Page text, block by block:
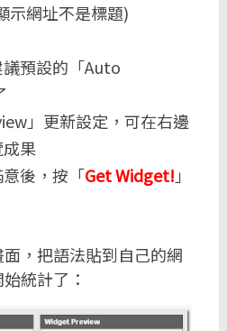
示網址不是標題)
預設的「Auto
」更新設定，可在右邊
果
後，按「Get Widget! 」
，把語法貼到自己的網
統計了：